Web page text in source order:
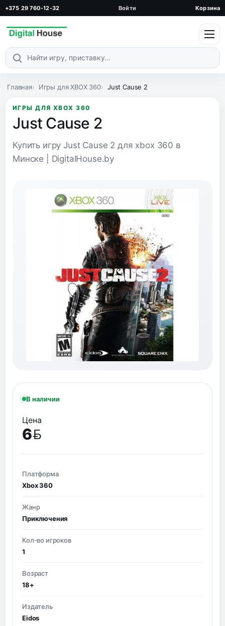
+375 29 760-12-32 Войти Корзина
Поиск по каталогу
Главная Игры для XBOX 360 Just Cause 2
ИГРЫ ДЛЯ XBOX 360
Just Cause 2
Купить игру Just Cause 2 для xbox 360 в
Минске | DigitalHouse.by
В наличии
Цена
6
BYN
Платформа
Xbox 360
Жанр
Приключения
Кол-во игроков
1
Возраст
18+
Издатель
Eidos